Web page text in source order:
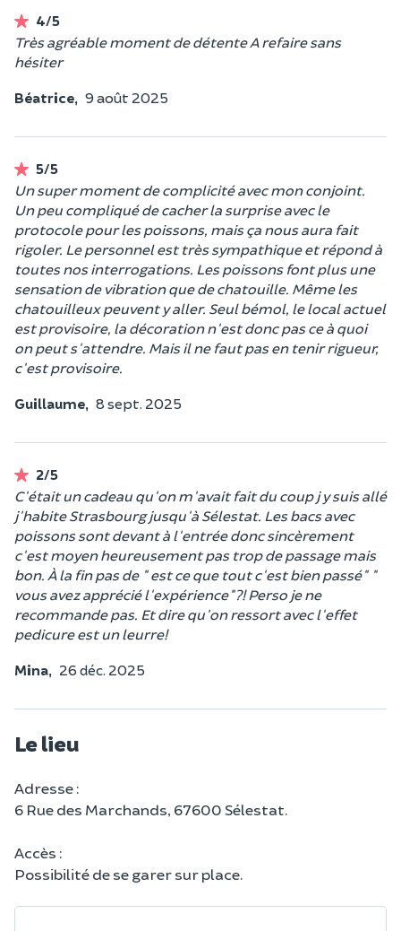
4/5
Très agréable moment de détente A refaire sans
hésiter
Béatrice, 9 août 2025
5/5
Un super moment de complicité avec mon conjoint.
Un peu compliqué de cacher la surprise avec le
protocole pour les poissons, mais ça nous aura fait
rigoler. Le personnel est très sympathique et répond à
toutes nos interrogations. Les poissons font plus une
sensation de vibration que de chatouille. Même les
chatouilleux peuvent y aller. Seul bémol, le local actuel
est provisoire, la décoration n'est donc pas ce à quoi
on peut s'attendre. Mais il ne faut pas en tenir rigueur,
c'est provisoire.
Guillaume, 8 sept. 2025
2/5
C'était un cadeau qu'on m'avait fait du coup j y suis allé
j'habite Strasbourg jusqu'à Sélestat. Les bacs avec
poissons sont devant à l'entrée donc sincèrement
c'est moyen heureusement pas trop de passage mais
bon. À la fin pas de " est ce que tout c'est bien passé" "
vous avez apprécié l'expérience"?! Perso je ne
recommande pas. Et dire qu'on ressort avec l'effet
pedicure est un leurre!
Mina, 26 déc. 2025
Le lieu
Adresse :
6 Rue des Marchands, 67600 Sélestat.
Accès :
Possibilité de se garer sur place.